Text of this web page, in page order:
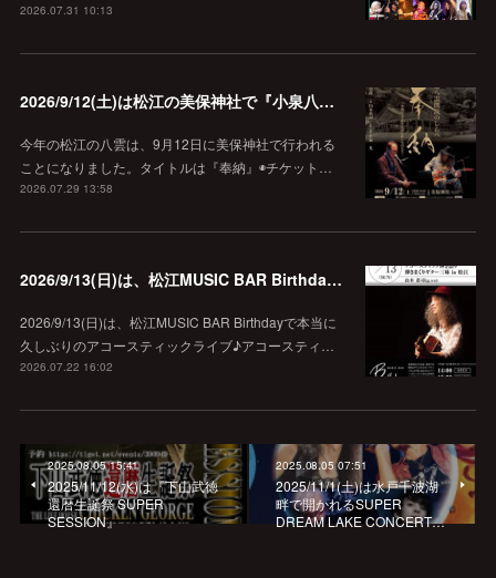
2026.07.31 10:13
2026/9/12(土)は松江の美保神社で『小泉八雲朗読のしらべ』
今年の松江の八雲は、9月12日に美保神社で行われる
ことになりました。タイトルは『奉納』◉チケット…
2026.07.29 13:58
2026/9/13(日)は、松江MUSIC BAR Birthdayでアコースティック弾き語り弾きまくりギター三昧♪
2026/9/13(日)は、松江MUSIC BAR Birthdayで本当に
久しぶりのアコースティックライブ♪アコースティ…
2026.07.22 16:02
2025.08.05 15:41
2025/11/12(水)は『下山武徳
還暦生誕祭 SUPER
SESSION』
2025.08.05 07:51
2025/11/1(土)は水戸千波湖
畔で開かれるSUPER
DREAM LAKE CONCERT…